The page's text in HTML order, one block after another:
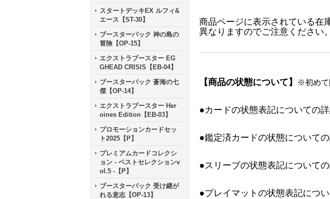
スタートデッキEX ルフィ&
エース【ST-30】
ブースターパック 神の島の
冒険【OP-15】
エクストラブースター EG
GHEAD CRISIS【EB-04】
ブースターパック 蒼海の七
傑【OP-14】
エクストラブースター Her
oines Edition【EB-03】
プロモーションカードセッ
ト2025【P】
プレミアムカードコレクシ
ョン - ベストセレクションv
ol.5 -【P】
ブースターパック 受け継が
れる意志【OP-13】
商品ページに表示されている在
異なりますのでご注意ください。
【商品の状態について】 ※初めて
●カードの状態表記についての
●鑑定済カードの状態について
●スリーブの状態表記について
●プレイマットの状態表記につ